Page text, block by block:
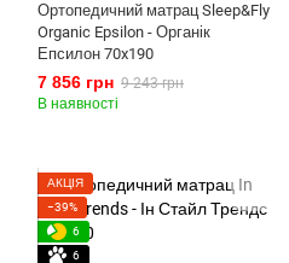
Ортопедичний матрац Sleep&Fly
Organic Epsilon - Органік
Епсилон 70x190
7 856 грн 9 243 грн
В наявності
АКЦІЯ
−39%
6
6